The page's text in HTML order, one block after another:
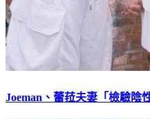
Joeman、蕾菈夫妻「檢驗